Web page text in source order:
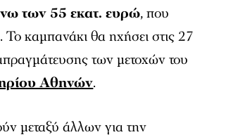
των 55 εκατ. ευρώ, που
καμπανάκι θα ηχήσει στις 27
των μετοχών του
Αθηνών.
μεταξύ άλλων για την